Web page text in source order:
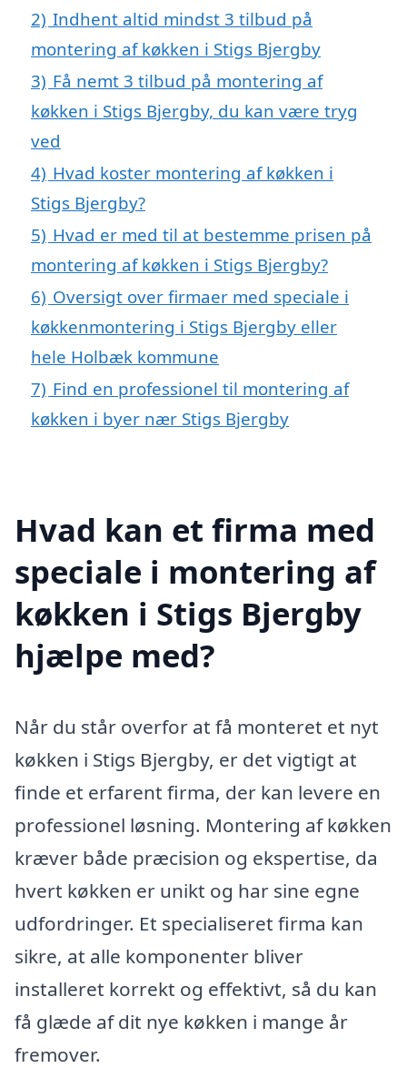
2) Indhent altid mindst 3 tilbud på
montering af køkken i Stigs Bjergby
3) Få nemt 3 tilbud på montering af
køkken i Stigs Bjergby, du kan være tryg
ved
4) Hvad koster montering af køkken i
Stigs Bjergby?
5) Hvad er med til at bestemme prisen på
montering af køkken i Stigs Bjergby?
6) Oversigt over firmaer med speciale i
køkkenmontering i Stigs Bjergby eller
hele Holbæk kommune
7) Find en professionel til montering af
køkken i byer nær Stigs Bjergby
Hvad kan et firma med
speciale i montering af
køkken i Stigs Bjergby
hjælpe med?
Når du står overfor at få monteret et nyt
køkken i Stigs Bjergby, er det vigtigt at
finde et erfarent firma, der kan levere en
professionel løsning. Montering af køkken
kræver både præcision og ekspertise, da
hvert køkken er unikt og har sine egne
udfordringer. Et specialiseret firma kan
sikre, at alle komponenter bliver
installeret korrekt og effektivt, så du kan
få glæde af dit nye køkken i mange år
fremover.